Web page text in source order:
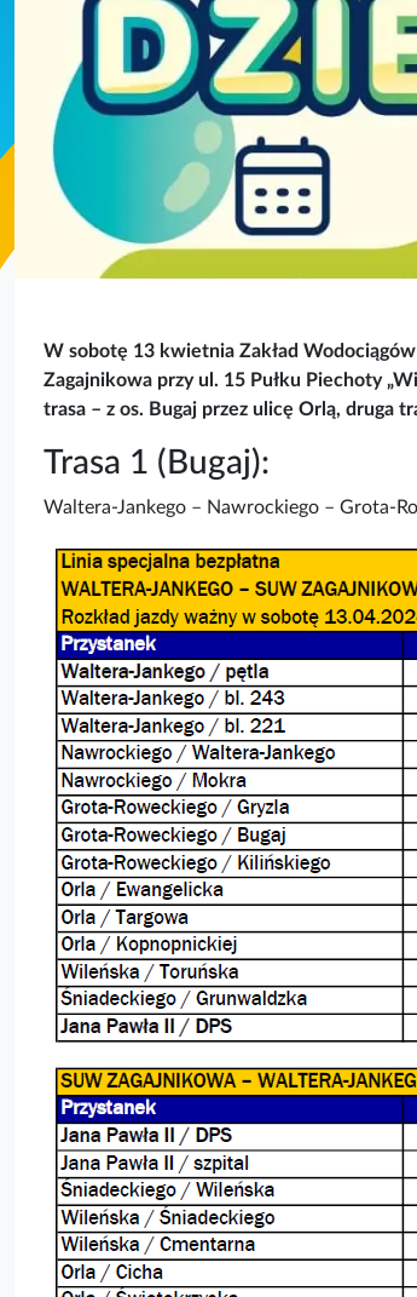
W sobotę 13 kwietnia Zakład
Zagajnikowa przy ul. 15 Pułku Piechoty
trasa – z os. Bugaj przez ulicę Orlą, druga
Trasa 1 (Bugaj):
Waltera-Jankego – Nawrockiego – Grota-